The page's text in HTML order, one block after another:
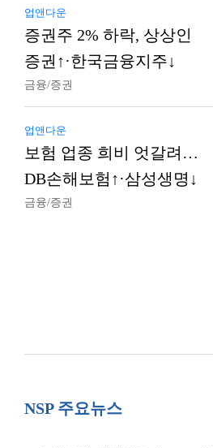
업앤다운
증권주 2% 하락, 상상인
증권↑·한국금융지주↓
금융/증권
업앤다운
보험 업종 희비 엇갈려…
DB손해보험↑·삼성생명↓
금융/증권
NSP 주요뉴스